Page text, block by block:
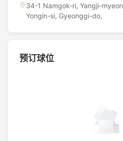
34-1 Namgok-ri, Yangji-
Yongin-si, Gyeonggi-do,
预订球位